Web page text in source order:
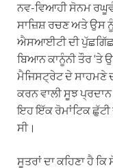
ਨਵ-ਵਿਆਹੀ ਸੋਨਮ
ਸਾਜ਼ਿਸ਼ ਰਚਣ ਅਤੇ ਉਸ
ਐਸਆਈਟੀ ਦੀ
ਬਿਆਨ ਕਾਨੂੰਨੀ ਤੌਰ ‘ਤੇ
ਮੈਜਿਸਟ੍ਰੇਟ ਦੇ ਸਾਹਮਣੇ
ਕਰਨ ਵਾਲੀ ਸੂਝ
ਇਹ ਇੱਕ ਰੋਮਾਂਟਿਕ
ਸੀ।
ਸੂਤਰਾਂ ਦਾ ਕਹਿਣਾ ਹੈ